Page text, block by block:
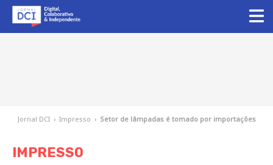
Jornal DCI › Impresso › Setor de lâmpadas é tomado por importações
IMPRESSO